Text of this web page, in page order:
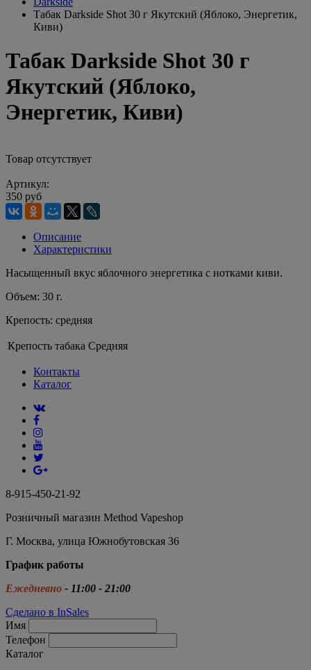
Табак Darkside Shot 30 г Якутский (Яблоко, Энергетик,
Киви)
Табак Darkside Shot 30 г
Якутский (Яблоко,
Энергетик, Киви)
Товар отсутствует
Артикул:
350 руб
Описание
Характеристики
Насыщенный вкус яблочного энергетика с нотками киви.
Объем: 30 г.
Крепость: средняя
Крепость табака Средняя
Контакты
Каталог
8-915-450-21-92
Розничный магазин Method Vapeshop
Г. Москва, улица Южнобутовская 36
График работы
Ежедневно - 11:00 - 21:00
Сделано в InSales
Имя
Телефон
Каталог